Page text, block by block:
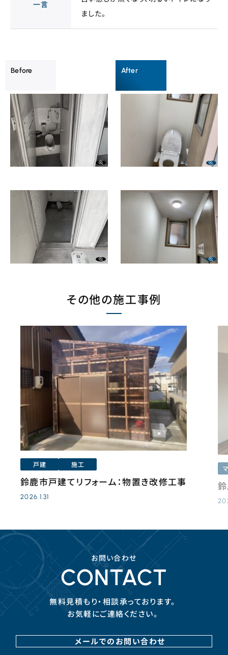
一言
ました。
その他の施工事例
戸建 施工
鈴鹿市戸建てリフォーム：物置き改修工事
2026.1.31
お問い合わせ
CONTACT
無料見積もり・相談承っております。
お気軽にご連絡ください。
メールでのお問い合わせ